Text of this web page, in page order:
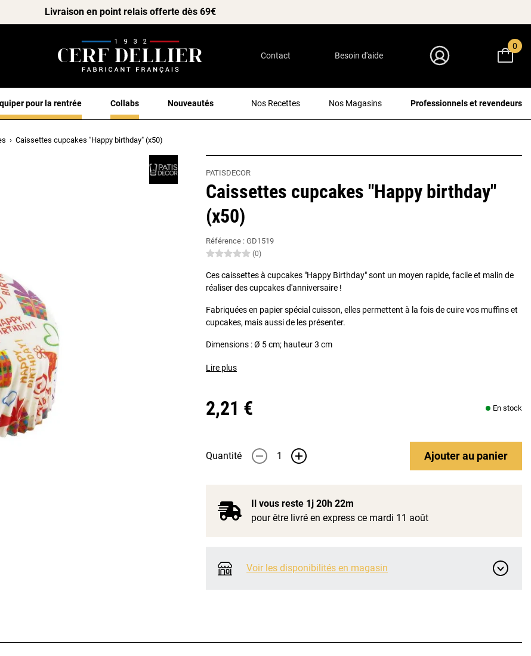
Livraison en point relais offerte dès 69€
Contact Besoin d'aide
0
pour la rentrée Collabs Nouveautés Nos Recettes Nos Magasins Professionnels et revendeurs
Caissettes cupcakes "Happy birthday" (x50)
PATISDECOR
Caissettes cupcakes "Happy birthday"
(x50)
Référence : GD1519
(0)
Ces caissettes à cupcakes "Happy Birthday" sont un moyen rapide, facile et malin de
réaliser des cupcakes d'anniversaire !
Fabriquées en papier spécial cuisson, elles permettent à la fois de cuire vos muffins et
cupcakes, mais aussi de les présenter.
Dimensions : Ø 5 cm; hauteur 3 cm
Lire plus
2,21 € En stock
Quantité - + Ajouterau panier
Il vous reste 1j 20h 22m
pour être livré en express ce mardi 11 août
Voir les disponibilités en magasin